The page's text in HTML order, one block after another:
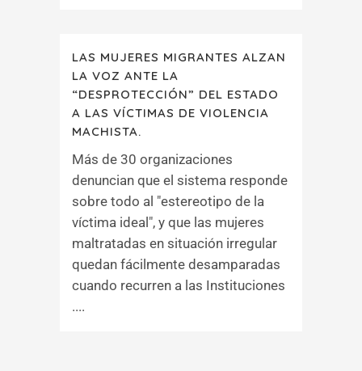
LAS MUJERES MIGRANTES ALZAN
LA VOZ ANTE LA
“DESPROTECCIÓN” DEL ESTADO
A LAS VÍCTIMAS DE VIOLENCIA
MACHISTA.
Más de 30 organizaciones
denuncian que el sistema responde
sobre todo al "estereotipo de la
víctima ideal", y que las mujeres
maltratadas en situación irregular
quedan fácilmente desamparadas
cuando recurren a las Instituciones
....